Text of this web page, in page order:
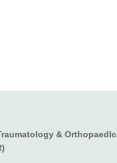
& Orthopaedlc